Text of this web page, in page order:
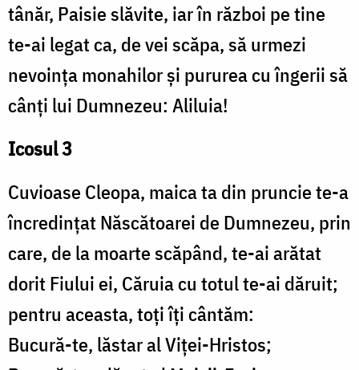
tânăr, Paisie slăvite, iar în război pe tine
te-ai legat ca, de vei scăpa, să urmezi
nevoința monahilor și pururea cu îngerii să
cânți lui Dumnezeu: Aliluia!
Icosul 3
Cuvioase Cleopa, maica ta din pruncie te-a
încredințat Născătoarei de Dumnezeu, prin
care, de la moarte scăpând, te-ai arătat
dorit Fiului ei, Căruia cu totul te-ai dăruit;
pentru aceasta, toți îți cântăm:
Bucură-te, lăstar al Viței-Hristos;